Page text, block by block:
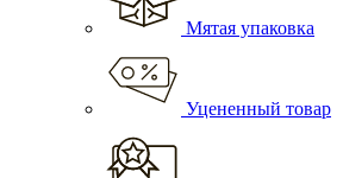
Мятая упаковка
Уцененный товар